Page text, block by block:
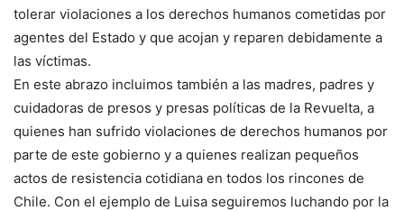
tolerar violaciones a los derechos humanos cometidas por
agentes del Estado y que acojan y reparen debidamente a
las víctimas.
En este abrazo incluimos también a las madres, padres y
cuidadoras de presos y presas políticas de la Revuelta, a
quienes han sufrido violaciones de derechos humanos por
parte de este gobierno y a quienes realizan pequeños
actos de resistencia cotidiana en todos los rincones de
Chile. Con el ejemplo de Luisa seguiremos luchando por la